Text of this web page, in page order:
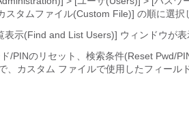
スタムファイル(Custom File)] の順に選択
表示(Find and List Users)] ウィンドウが表
/PINのリセット、検索条件(Reset Pwd/
、カスタム ファイルで使用したフィール